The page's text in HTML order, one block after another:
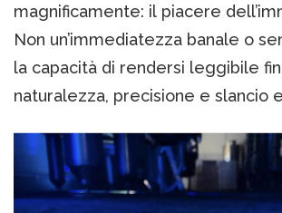
magnificamente: il piacere
Non un’immediatezza banale o
la capacità di rendersi leggibile
naturalezza, precisione e slancio